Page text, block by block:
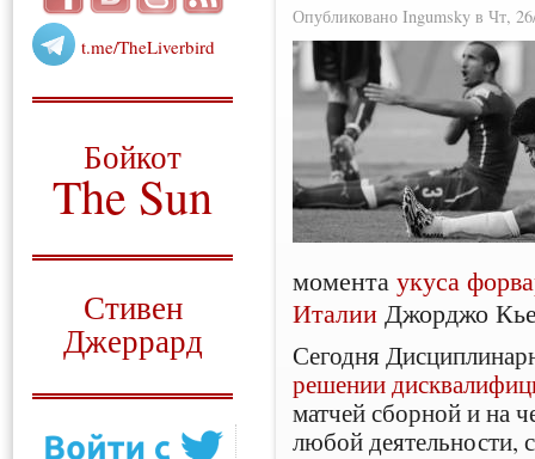
t.me/TheLiverbird
Бойкот
The Sun
Стивен
Джеррард
Опубликовано Ingumsky в Чт,
моментаукуса
Италии Джорджо
Сегодня
решении
матчей сборной и на
любой деятельности,